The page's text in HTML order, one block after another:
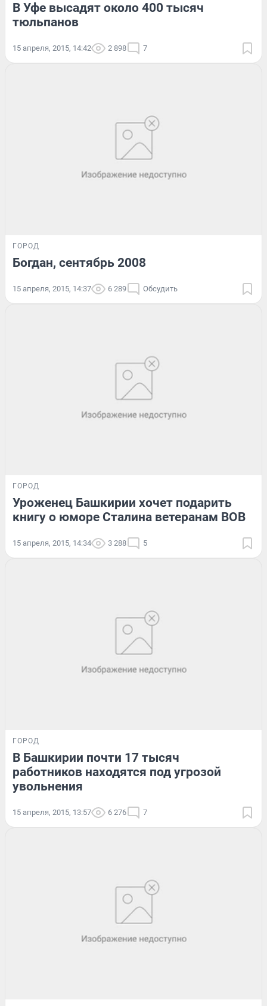
В Уфе высадят около 400 тысяч
тюльпанов
15 апреля, 2015, 14:42 2 898 7
ГОРОД
Богдан, cентябрь 2008
15 апреля, 2015, 14:37 6 289 Обсудить
ГОРОД
Уроженец Башкирии хочет подарить
книгу о юморе Сталина ветеранам ВОВ
15 апреля, 2015, 14:34 3 288 5
ГОРОД
В Башкирии почти 17 тысяч
работников находятся под угрозой
увольнения
15 апреля, 2015, 13:57 6 276 7